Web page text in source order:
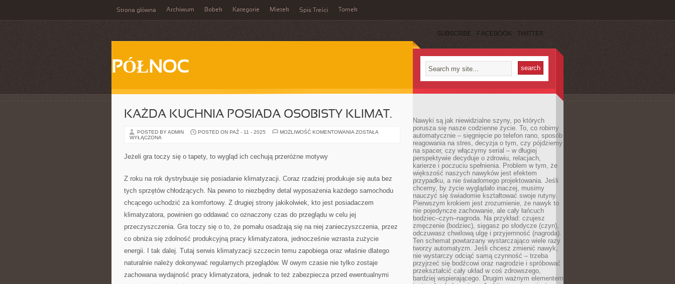
Strona główna Archiwum Bobek Kategorie Mietek Spis Treści Tomek
SUBSCRIBE FACEBOOK TWITTER
PÓŁNOC
KAŻDA KUCHNIA POSIADA OSOBISTY KLIMAT.
POSTED BY ADMIN POSTED ON PAŹ - 11 - 2025 MOŻLIWOŚĆ KOMENTOWANIA KAŻDA
ZOSTAŁA
WYŁĄCZONA
Jeżeli gra toczy się o tapety, to wygląd ich cechują przeróżne motywy
Z roku na rok dystrybuuje się posiadanie klimatyzacji. Coraz rzadziej produkuje się auta bez
tych sprzętów chłodzących. Na pewno to niezbędny detal wyposażenia każdego samochodu
chcącego uchodzić za komfortowy. Z drugiej strony jakikolwiek, kto jest posiadaczem
klimatyzatora, powinien go oddawać co oznaczony czas do przeglądu w celu jej
przeczyszczenia. Gra toczy się o to, że pomału osadzają się na niej zanieczyszczenia, przez
co obniża się zdolność produkcyjną pracy klimatyzatora, jednocześnie wzrasta zużycie
energii. I tak dalej. Tutaj serwis klimatyzacji szczecin temu zapobiega oraz właśnie dlatego
naturalnie należy dokonywać regularnych przeglądów. W owym czasie nie tylko zostaje
zachowana wydajność pracy klimatyzatora, jednak to też zabezpiecza przed ewentualnymi
Nawyki są jak niewidzialne szyny, po których
porusza się nasze codzienne życie. To, co robimy
automatycznie – sięgnięcie po telefon rano, sposób
reagowania na stres, decyzja o tym, czy pójdziemy
na spacer, czy włączymy serial – w długiej
perspektywie decyduje o zdrowiu, relacjach,
karierze i poczuciu spełnienia. Problem w tym, że
większość naszych nawyków jest efektem
przypadku, a nie świadomego projektowania. Jeśli
chcemy, by życie wyglądało inaczej, musimy
nauczyć się świadomie kształtować swoje rutyny.
Pierwszym krokiem jest zrozumienie, że nawyk to
nie pojedyncze zachowanie, ale cały łańcuch
bodziec–czyn–nagroda. Na przykład: czujesz
zmęczenie (bodziec), sięgasz po słodycze (czyn),
odczuwasz chwilową ulgę i przyjemność (nagroda).
Ten schemat powtarzany wystarczająco wiele razy
tworzy automatyzm. Jeśli chcesz zmienić nawyk,
nie wystarczy odciąć samą czynność – trzeba
przyjrzeć się bodźcowi oraz nagrodzie i spróbować
przekształcić cały układ w coś zdrowszego,
bardziej wspierającego. Drugim ważnym elementem